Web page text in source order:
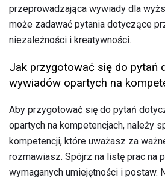
przeprowadzająca wywiady dla
może zadawać pytania dotyczące
niezależności i kreatywności.
Jak przygotować się do pytań
wywiadów opartych na
Aby przygotować się do pytań
opartych na kompetencjach, należy
kompetencji, które uważasz za
rozmawiasz. Spójrz na listę prac na
wymaganych umiejętności i postaw.